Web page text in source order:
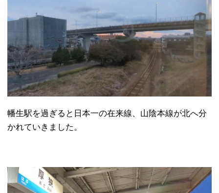
幡生駅を過ぎると日本一の在来線、山陰本線が北へ分
かれていきました。